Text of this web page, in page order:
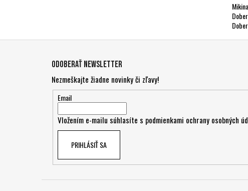
Odoberať newsletter
Nezmeškajte žiadne novinky či zľavy!
Email
Vložením e-mailu súhlasíte s podmienkami ochrany osobných
PRIHLÁSIŤ SA